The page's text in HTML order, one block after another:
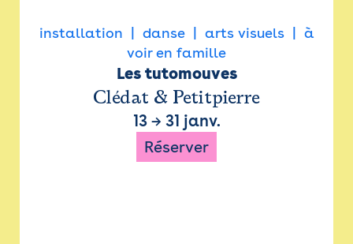
installation danse arts visuels
à
voir en famille
Les tutomouves
Clédat & Petitpierre
13→ 31 janv.
Réserver